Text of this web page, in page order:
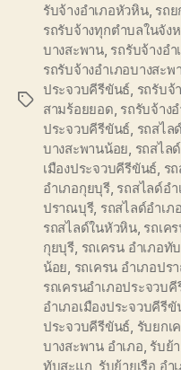
Tags
รับจ้างอำเภอหัวหิน, รถ
รถรับจ้างทุกตำบลในจัง
บางสะพาน, รถรับจ้างอ
รถรับจ้างอำเภอบางสะ
ประจวบคีรีขันธ์ รถรับจ้
สามร้อยยอด รถรับจ้าง
ประจวบคีรีขันธ์ รถสไล
บางสะพานน้อย รถสไล
เมืองประจวบคีรีขันธ์ ร
อำเภอกุยบุรี, รถสไลด์อ
ปราณบุรี, รถสไลด์อำเภ
รถสไลด์ในหัวหิน, รถเค
กุยบุรี รถเครน อำเภอทั
น้อย รถเครน อำเภอปร
รถเครนอำเภอประจวบ
อำเภอเมืองประจวบคีรีขั
ประจวบคีรีขันธ์ รับยกเ
บางสะพาน อำเภอ รับย้
ทับสะแก รับย้ายเรือ อ